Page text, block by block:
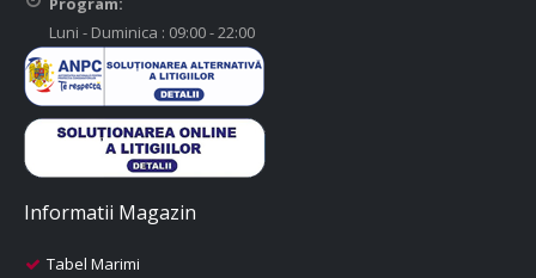
Luni - Duminica : 09:00 - 22:00
Informatii Magazin
Tabel Marimi